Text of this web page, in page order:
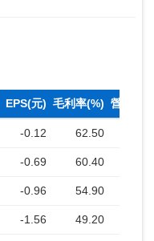
EPS(元) 毛利率(%) 營業利
-0.12 62.50
-0.69 60.40
-0.96 54.90
-1.56 49.20